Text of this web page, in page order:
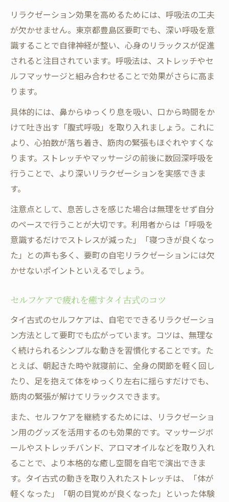
リラクゼーション効果を高めるためには、呼吸法の工夫
が欠かせません。東京都豊島区要町でも、深い呼吸を意
識することで自律神経が整い、心身のリラックスが促進
されると注目されています。呼吸法は、ストレッチやセ
ルフマッサージと組み合わせることで効果がさらに高ま
ります。
具体的には、鼻からゆっくり息を吸い、口から時間をか
けて吐き出す「腹式呼吸」を取り入れましょう。これに
より、心拍数が落ち着き、筋肉の緊張もほぐれやすくな
ります。ストレッチやマッサージの前後に数回深呼吸を
行うことで、より深いリラクゼーションを実感できま
す。
注意点として、息苦しさを感じた場合は無理をせず自分
のペースで行うことが大切です。利用者からは「呼吸を
意識するだけでストレスが減った」「寝つきが良くなっ
た」との声も多く、要町の自宅リラクゼーションには欠
かせないポイントといえるでしょう。
セルフケアで疲れを癒すタイ古式のコツ
タイ古式のセルフケアは、自宅でできるリラクゼーショ
ン方法として要町でも広がっています。コツは、無理な
く続けられるシンプルな動きを習慣化することです。た
とえば、朝起きた時や就寝前に、全身の関節を軽く回し
たり、足を抱えて体をゆっくり左右に揺らすだけでも、
筋肉の緊張が解けてリラックスできます。
また、セルフケアを継続するためには、リラクゼーショ
ン用のグッズを活用するのも効果的です。マッサージボ
ールやストレッチバンド、アロマオイルなどを取り入れ
ることで、より本格的な癒し空間を自宅で演出できま
す。タイ古式の動きを取り入れたストレッチは、「体が
軽くなった」「朝の目覚めが良くなった」といった体験